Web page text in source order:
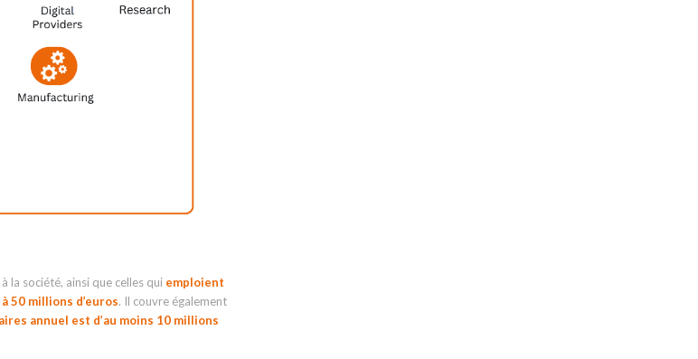
la société, ainsi que celles qui emploient
50 millions d’euros. Il couvre également
annuel est d’au moins 10 millions